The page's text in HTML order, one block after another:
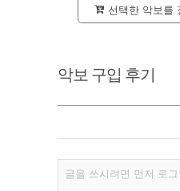
선택한 악보를
악보 구입 후기